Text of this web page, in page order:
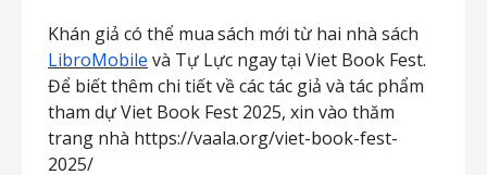
Khán giả có thể muasách mới từ hai nhà sách
LibroMobile và Tự Lực ngaytại Viet Book Fest.
Để biết thêm chi tiết về các tác giả và tác phẩm
tham dự Viet Book Fest 2025, xin vào thăm
trang nhà https://vaala.org/viet-book-fest-
2025/